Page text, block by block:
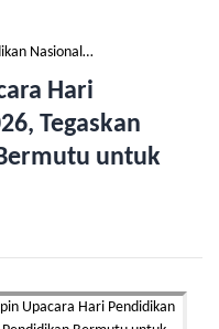
Nasional…
Hari
Tegaskan
untuk